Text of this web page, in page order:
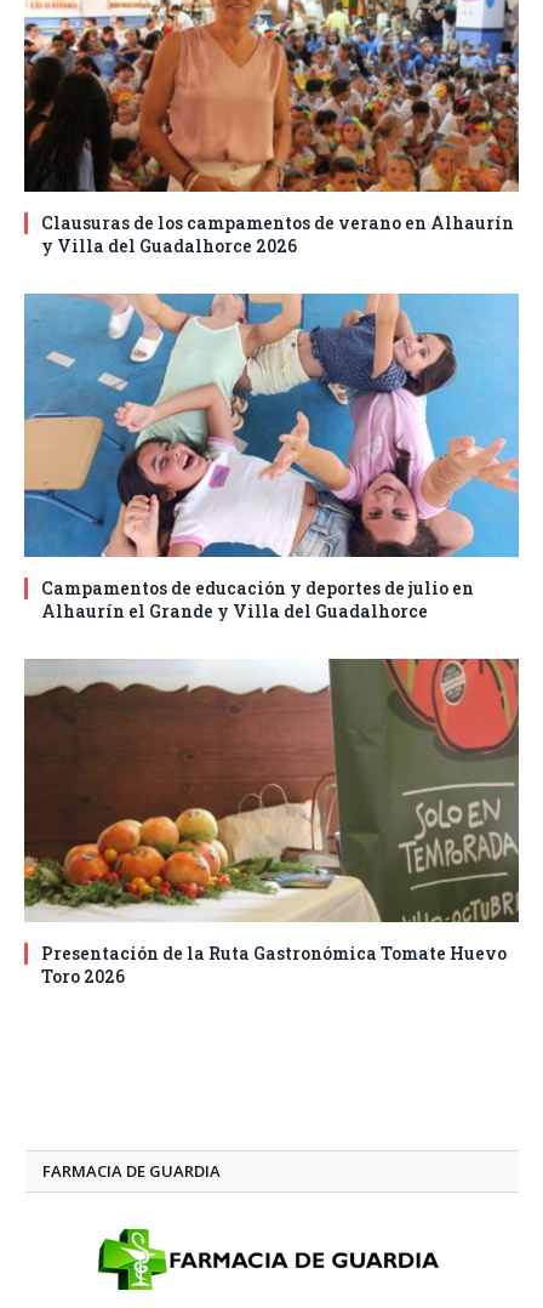
Clausuras de los campamentos de verano en Alhaurín
y Villa del Guadalhorce 2026
Campamentos de educación y deportes de julio en
Alhaurín el Grande y Villa del Guadalhorce
Presentación de la Ruta Gastronómica Tomate Huevo
Toro 2026
FARMACIA DE GUARDIA